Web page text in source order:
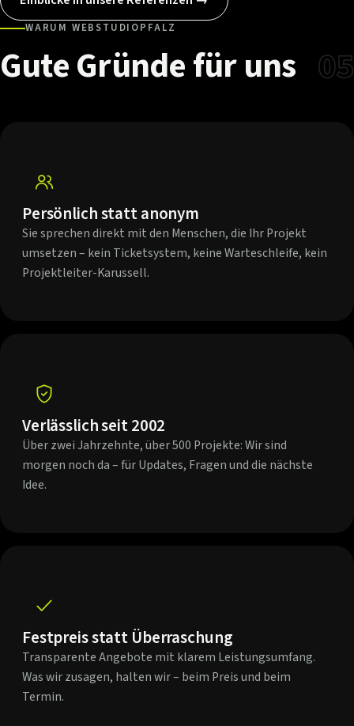
WARUM WEBSTUDIOPFALZ
GuteGründefüruns 05
Persönlich statt anonym
Sie sprechen direkt mit den Menschen, die Ihr Projekt
umsetzen – kein Ticketsystem, keine Warteschleife, kein
Projektleiter-Karussell.
Verlässlich seit 2002
Über zwei Jahrzehnte, über 500 Projekte: Wir sind
morgen noch da – für Updates, Fragen und die nächste
Idee.
Festpreis statt Überraschung
Transparente Angebote mit klarem Leistungsumfang.
Was wir zusagen, halten wir – beim Preis und beim
Termin.